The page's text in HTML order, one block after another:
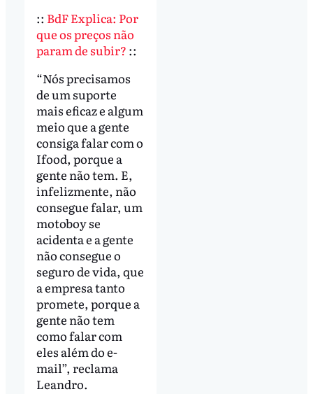
:: BdF Explica: Por
que os preços não
param de subir? ::
“Nós precisamos
de um suporte
mais eficaz e algum
meio que a gente
consiga falar com o
Ifood, porque a
gente não tem. E,
infelizmente, não
consegue falar, um
motoboy se
acidenta e a gente
não consegue o
seguro de vida, que
a empresa tanto
promete, porque a
gente não tem
como falar com
eles além do e-
mail”, reclama
Leandro.